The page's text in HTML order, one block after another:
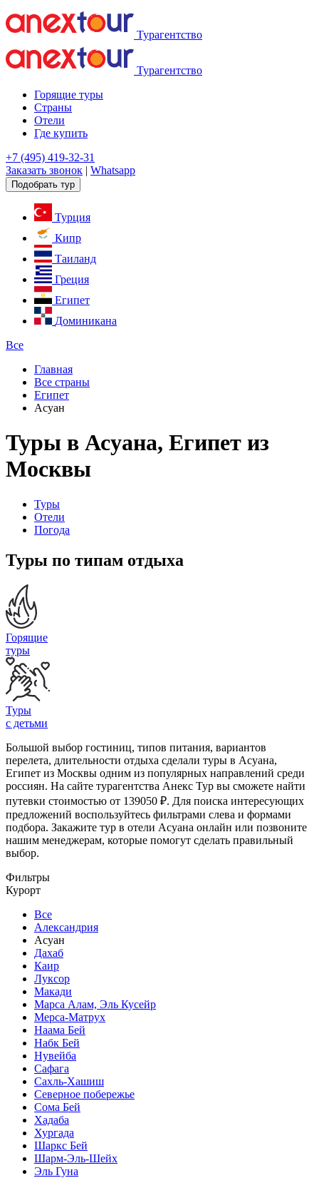
Турагентство
Турагентство
Горящие туры
Страны
Отели
Где купить
+7 (495) 419-32-31
Заказать звонок | Whatsapp
Подобрать тур
Турция
Кипр
Таиланд
Греция
Египет
Доминикана
Все
Главная
Все страны
Египет
Асуан
Туры в Асуана, Египет из
Москвы
Туры
Отели
Погода
Туры по типам отдыха
Горящие
туры
Туры
с детьми
Большой выбор гостиниц, типов питания, вариантов
перелета, длительности отдыха сделали туры в Асуана,
Египет из Москвы одним из популярных направлений среди
россиян. На сайте турагентства Анекс Тур вы сможете найти
путевки стоимостью от 139050 ₽. Для поиска интересующих
предложений воспользуйтесь фильтрами слева и формами
подбора. Закажите тур в отели Асуана онлайн или позвоните
нашим менеджерам, которые помогут сделать правильный
выбор.
Фильтры
Курорт
Все
Александрия
Асуан
Дахаб
Каир
Луксор
Макади
Марса Алам, Эль Кусейр
Мерса-Матрух
Наама Бей
Набк Бей
Нувейба
Сафага
Сахль-Хашиш
Северное побережье
Сома Бей
Хадаба
Хургада
Шаркс Бей
Шарм-Эль-Шейх
Эль Гуна